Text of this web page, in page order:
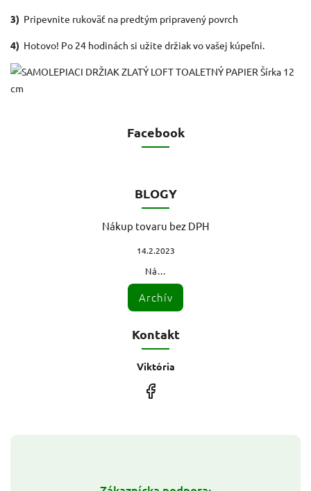
3) Pripevnite rukoväť na predtým pripravený povrch
4) Hotovo! Po 24 hodinách si užite držiak vo vašej kúpeľni.
Facebook
BLOGY
Nákup tovaru bez DPH
14.2.2023
Ná...
Archív
Kontakt
Viktória